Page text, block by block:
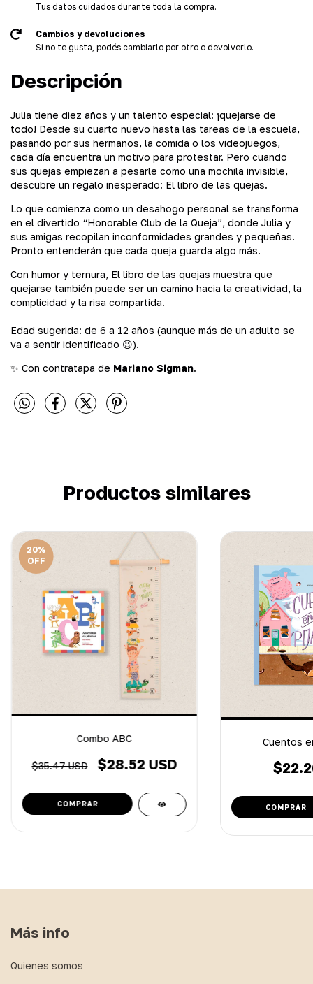
Tus datos cuidados durante toda la compra.
Cambios y devoluciones
Si no te gusta, podés cambiarlo por otro o devolverlo.
Descripción
Julia tiene diez años y un talento especial: ¡quejarse de
todo! Desde su cuarto nuevo hasta las tareas de la escuela,
pasando por sus hermanos, la comida o los videojuegos,
cada día encuentra un motivo para protestar. Pero cuando
sus quejas empiezan a pesarle como una mochila invisible,
descubre un regalo inesperado: El libro de las quejas.
Lo que comienza como un desahogo personal se transforma
en el divertido “Honorable Club de la Queja”, donde Julia y
sus amigas recopilan inconformidades grandes y pequeñas.
Pronto entenderán que cada queja guarda algo más.
Con humor y ternura, El libro de las quejas muestra que
quejarse también puede ser un camino hacia la creatividad, la
complicidad y la risa compartida.
Edad sugerida: de 6 a 12 años (aunque más de un adulto se
va a sentir identificado 😉).
✨ Con contratapa de Mariano Sigman.
Productos similares
20%
OFF
Combo ABC
$35.47 USD $28.52 USD
Cuentos
Más info
Quienes somos